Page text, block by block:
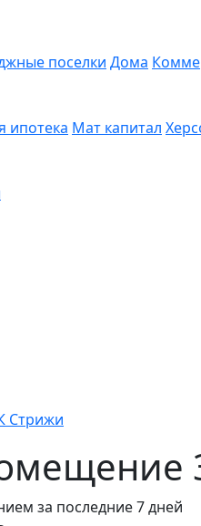
поселки Дома
ипотека Мат капитал
Стрижи
за последние 7 дней